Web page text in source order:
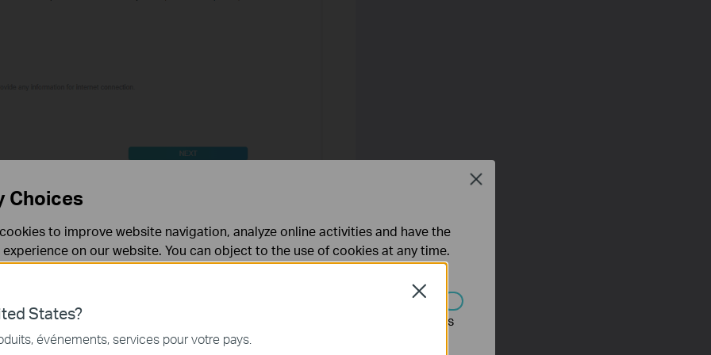
Please choose“Use Default MAC Address”if you are not
States?
événements, services pour votre pays.
Close
Choices
to improve website navigation, analyze online activities and have the
on our website. You can object to the use of cookies at any time.
in ourprivacy policy.Don’t show again
au fonctionnement du site Web et ne peuvent pas être désactivés
Close